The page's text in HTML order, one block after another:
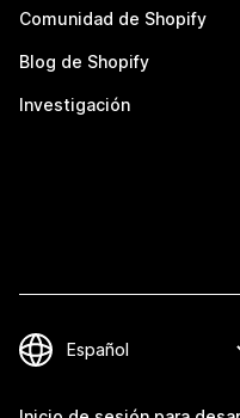
Comunidad de Shopify
Blog de Shopify
Investigación